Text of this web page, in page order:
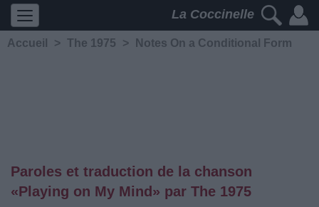
La Coccinelle
Accueil > The 1975 > Notes On a Conditional Form
Paroles et traduction de la chanson
«Playing on My Mind» par The 1975